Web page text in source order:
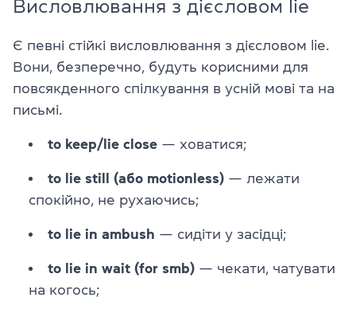
Висловлювання з дієсловом lie
Є певні стійкі висловлювання з дієсловом lie.
Вони, безперечно, будуть корисними для
повсякденного спілкування в усній мові та на
письмі.
to keep/lie close — ховатися;
to lie still (або motionless) — лежати
спокійно, не рухаючись;
to lie in ambush — сидіти у засідці;
to lie in wait (for smb) — чекати, чатувати
на когось;